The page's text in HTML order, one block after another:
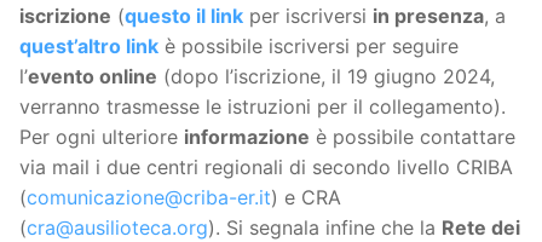
iscrizione (questo il link per iscriversi in presenza, a
quest’altro link è possibile iscriversi per seguire
l’evento online (dopo l’iscrizione, il 19 giugno 2024,
verranno trasmesse le istruzioni per il collegamento).
Per ogni ulteriore informazione è possibile contattare
via mail i due centri regionali di secondo livello CRIBA
(comunicazione@criba-er.it) e CRA
(cra@ausilioteca.org). Si segnala infine che la Rete dei